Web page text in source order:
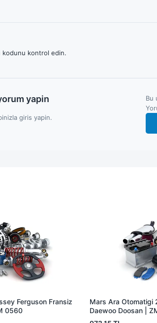
kodunu kontrol edin.
yapin
giris yapin.
Bu
Ferguson Fransiz
0560
Mars Ara Otomatigi
Daewoo Doosan |